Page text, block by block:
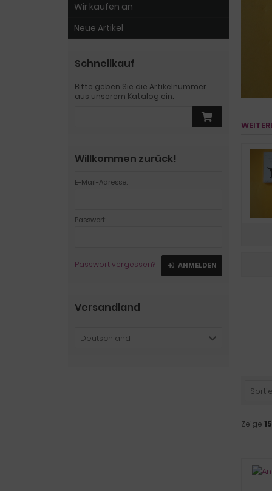
Zeige
Wir kaufen an
Neue Artikel
Schnellkauf
Bitte geben Sie die Artikelnummer
aus unserem Katalog ein.
Willkommen zurück!
E-Mail-Adresse:
Passwort:
Passwort vergessen? ANMELDEN
Versandland
Deutschland